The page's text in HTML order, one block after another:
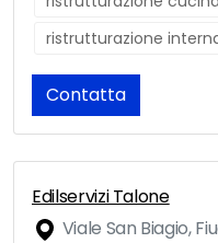
ristrutturazione
Contatta
Edilservizi Talone
Viale San Biagio,